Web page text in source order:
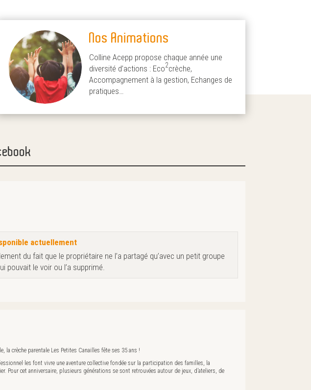
Nos Animations
Colline Acepp propose chaque année une
diversité d’actions : Eco2crèche,
Accompagnement à la gestion, Echanges de
pratiques…
actuellement
du fait que le propriétaire ne l’a partagé qu’avec un petit groupe
pouvait le voir ou l’a supprimé.
la crèche parentale Les Petites Canailles fête ses 35 ans !
font vivre une aventure collective fondée sur la participation des familles, la
Pour cet anniversaire, plusieurs générations se sont retrouvées autour de jeux, d’ateliers, de